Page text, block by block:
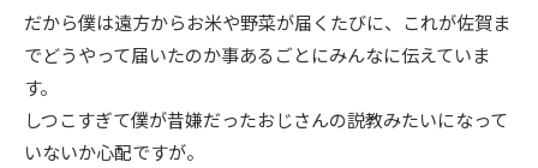
だから僕は遠方からお米や野菜が届くたびに、これが佐賀ま
でどうやって届いたのか事あるごとにみんなに伝えていま
す。
しつこすぎて僕が昔嫌だったおじさんの説教みたいになって
いないか心配ですが。